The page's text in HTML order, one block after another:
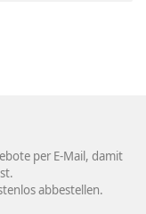
per E-Mail, damit
abbestellen.